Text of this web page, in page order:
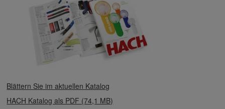
Blättern Sie im aktuellen Katalog
HACH Katalog als PDF (74,1 MB)